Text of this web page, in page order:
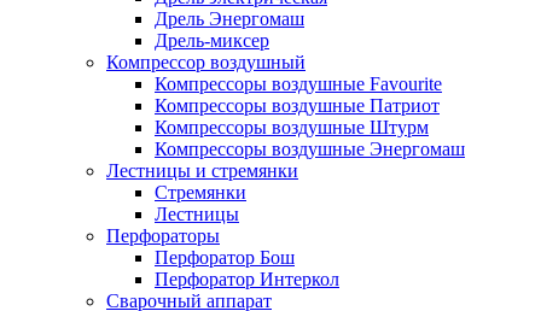
Дрель Энергомаш
Дрель-миксер
Компрессор воздушный
Компрессоры воздушные Favourite
Компрессоры воздушные Патриот
Компрессоры воздушные Штурм
Компрессоры воздушные Энергомаш
Лестницы и стремянки
Стремянки
Лестницы
Перфораторы
Перфоратор Бош
Перфоратор Интеркол
Сварочный аппарат